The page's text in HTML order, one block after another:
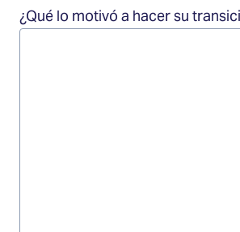
¿Qué lo motivó a hacer su